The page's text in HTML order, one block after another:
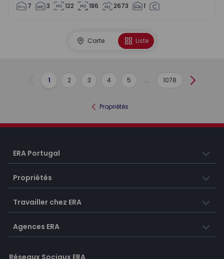
7 3 122 186 2673 1
Carte Liste
Précédent
1 2 3 4 5 ... 1078 Suivant
Propriétés
ERA Portugal
Propriétés
Travailler chez ERA
Agences ERA
Réseaux Sociaux ERA